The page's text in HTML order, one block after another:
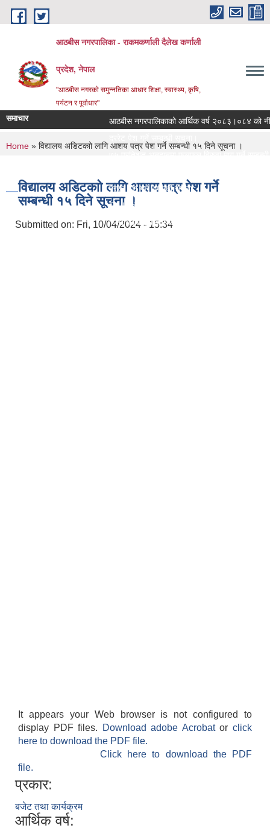
Skip to main content
आठबीस नगरपालिका - राकमकर्णाली दैलेख कर्णाली
प्रदेश, नेपाल
"आठबीस नगरकाे समुन्नतिका आधार शिक्षा, स्वास्थ्य, कृषि,
पर्यटन र पूर्वाधार"
समाचार
आठबीस नगरपालिकाको आर्थिक वर्ष २०८३।०८४ को नीति
दररेट पेश गर्ने सम्बन्धी सूचना
Re Invitation For Electronic Bids
रिक्त पदमा स्थायी शिक्षक सरुवा सरुवा सम्बन्धी सूचना।
You are here
Home » विद्यालय अडिटकाो लागि आशय पत्र पेश गर्ने सम्बन्धी १५ दिने सूचना ।
विद्यालय अडिटकाो लागि आशय पत्र पेश गर्ने
सम्बन्धी १५ दिने सूचना ।
Submitted on: Fri, 10/04/2024 - 15:34
It appears your Web browser is not configured to
display PDF files.
Download adobe Acrobatorclick
here to download the PDF file.
Click here to download the PDF
file.
प्रकार:
बजेट तथा कार्यक्रम
आर्थिक वर्ष: